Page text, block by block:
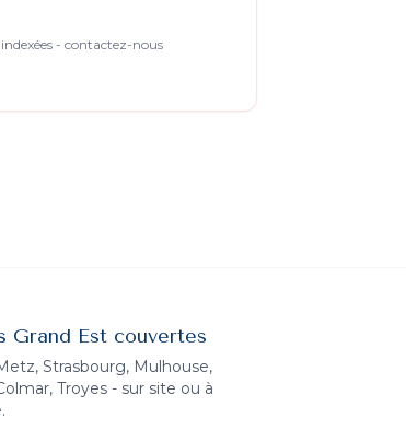
- contactez-nous
Grand Est couvertes
Strasbourg, Mulhouse,
Troyes - sur site ou à